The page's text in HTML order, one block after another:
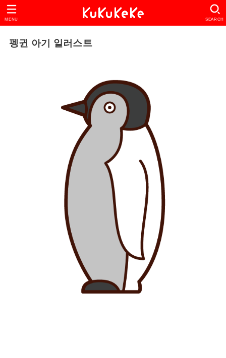
SEARCH
MENU
펭귄 아기 일러스트